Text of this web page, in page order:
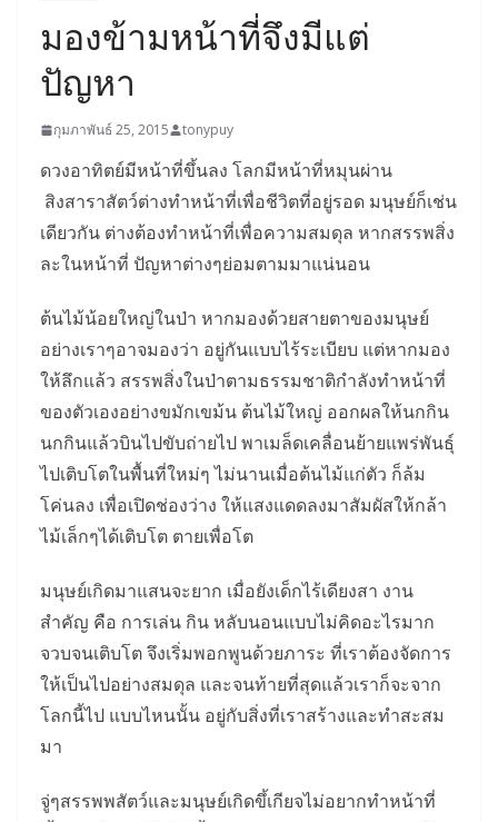
มองข้ามหน้าที่จึงมีแต่
ปัญหา
กุมภาพันธ์ 25, 2015 tonypuy
ดวงอาทิตย์มีหน้าที่ขึ้นลง โลกมีหน้าที่หมุนผ่าน
สิงสาราสัตว์ต่างทำหน้าที่เพื่อชีวิตที่อยู่รอด มนุษย์ก็เช่น
เดียวกัน ต่างต้องทำหน้าที่เพื่อความสมดุล หากสรรพสิ่ง
ละในหน้าที่ ปัญหาต่างๆย่อมตามมาแน่นอน
ต้นไม้น้อยใหญ่ในป่า หากมองด้วยสายตาของมนุษย์
อย่างเราๆอาจมองว่า อยู่กันแบบไร้ระเบียบ แต่หากมอง
ให้ลึกแล้ว สรรพสิ่งในป่าตามธรรมชาติกำลังทำหน้าที่
ของตัวเองอย่างขมักเขม้น ต้นไม้ใหญ่ ออกผลให้นกกิน
นกกินแล้วบินไปขับถ่ายไป พาเมล็ดเคลื่อนย้ายแพร่พันธุ์
ไปเติบโตในพื้นที่ใหม่ๆ ไม่นานเมื่อต้นไม้แก่ตัว ก็ล้ม
โค่นลง เพื่อเปิดช่องว่าง ให้แสงแดดลงมาสัมผัสให้กล้า
ไม้เล็กๆได้เติบโต ตายเพื่อโต
มนุษย์เกิดมาแสนจะยาก เมื่อยังเด็กไร้เดียงสา งาน
สำคัญ คือ การเล่น กิน หลับนอนแบบไม่คิดอะไรมาก
จวบจนเติบโต จึงเริ่มพอกพูนด้วยภาระ ที่เราต้องจัดการ
ให้เป็นไปอย่างสมดุล และจนท้ายที่สุดแล้วเราก็จะจาก
โลกนี้ไป แบบไหนนั้น อยู่กับสิ่งที่เราสร้างและทำสะสม
มา
จู่ๆสรรพพสัตว์และมนุษย์เกิดขึ้เกียจไม่อยากทำหน้าที่